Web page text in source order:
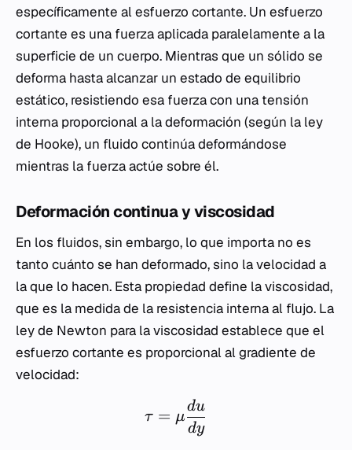
específicamente al esfuerzo cortante. Un esfuerzo
cortante es una fuerza aplicada paralelamente a la
superficie de un cuerpo. Mientras que un sólido se
deforma hasta alcanzar un estado de equilibrio
estático, resistiendo esa fuerza con una tensión
interna proporcional a la deformación (según la ley
de Hooke), un fluido continúa deformándose
mientras la fuerza actúe sobre él.
Deformación continua y viscosidad
En los fluidos, sin embargo, lo que importa no es
tanto cuánto se han deformado, sino la velocidad a
la que lo hacen. Esta propiedad define la viscosidad,
que es la medida de la resistencia interna al flujo. La
ley de Newton para la viscosidad establece que el
esfuerzo cortante es proporcional al gradiente de
velocidad:
τ = μ
dy
du